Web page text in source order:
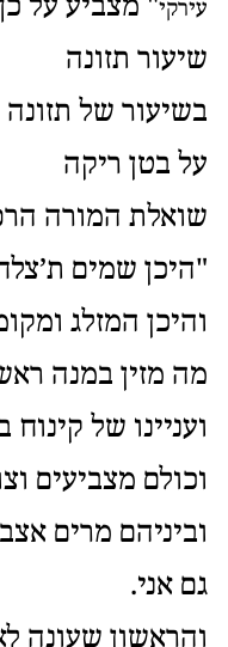
עירקי
שיעור תזונה
בשיעור של תזונה
על בטן ריקה
שואלת המורה
"היכן שמים
והיכן המזלג
מה מזין במנה
ועניינו של
וכולם מצביעים
וביניהם מרים
גם אני.
והראשון שעונה